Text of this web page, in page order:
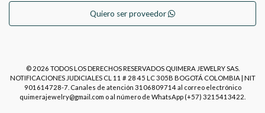
Quiero ser proveedor
© 2026 TODOS LOS DERECHOS RESERVADOS QUIMERA JEWELRY SAS.
NOTIFICACIONES JUDICIALES CL 11 # 28 45 LC 305B BOGOTÁ COLOMBIA | NIT
901614728-7. Canales de atención 3106809714 al correo electrónico
quimerajewelry@gmail.com o al número de WhatsApp (+57) 3215413422.